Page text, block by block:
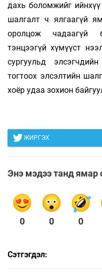
дахь боломжийг
шалгалт ч ялгаагүй
оролцож чадаагүй
тэнцээгүй хүмүүст
сургуульд
тогтоох элсэлтийн
хоёр удаа зохион
ЖИРГЭХ
Энэ мэдээ танд ямар
0 0 0
Сэтгэгдэл: